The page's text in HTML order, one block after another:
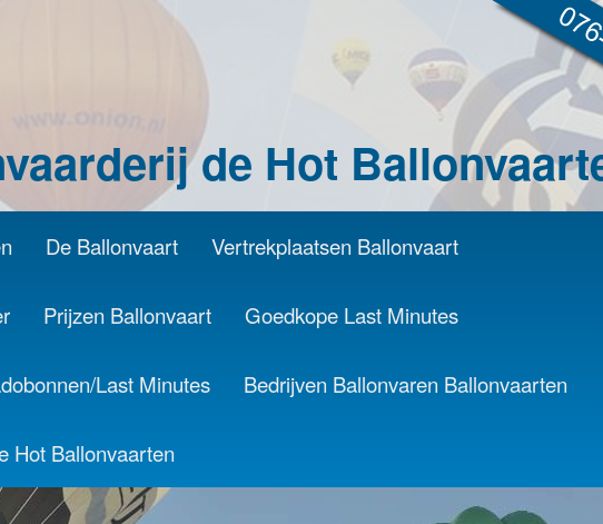
de Hot
De Ballonvaart Vertrekplaatsen Ballonvaart
Prijzen Ballonvaart Goedkope Last Minutes
Last Minutes Bedrijven Ballonvaren Ballonvaarten
Hot Ballonvaarten